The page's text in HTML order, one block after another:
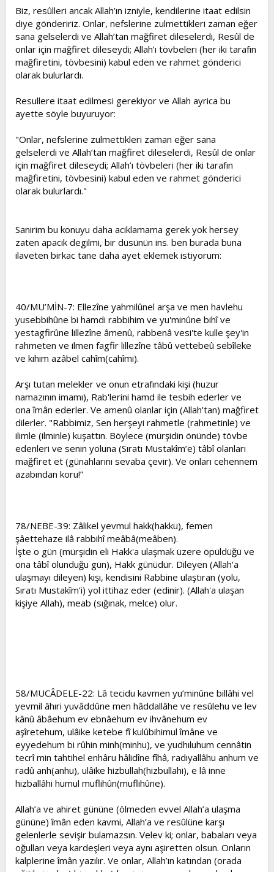
Biz, resûlleri ancak Allah’ın izniyle, kendilerine itaat edilsin
diye göndeririz. Onlar, nefslerine zulmettikleri zaman eğer
sana gelselerdi ve Allah’tan mağfiret dileselerdi, Resûl de
onlar için mağfiret dileseydi; Allah’ı tövbeleri (her iki tarafın
mağfiretini, tövbesini) kabul eden ve rahmet gönderici
olarak bulurlardı.
Resullere itaat edilmesi gerekiyor ve Allah ayrica bu
ayette söyle buyuruyor:
"Onlar, nefslerine zulmettikleri zaman eğer sana
gelselerdi ve Allah’tan mağfiret dileselerdi, Resûl de onlar
için mağfiret dileseydi; Allah’ı tövbeleri (her iki tarafın
mağfiretini, tövbesini) kabul eden ve rahmet gönderici
olarak bulurlardı."
Sanirim bu konuyu daha aciklamama gerek yok hersey
zaten apacik degilmi, bir düsünün ins. ben burada buna
ilaveten birkac tane daha ayet eklemek istiyorum:
40/MU’MİN-7: Ellezîne yahmilûnel arşa ve men havlehu
yusebbihûne bi hamdi rabbihim ve yu'minûne bihî ve
yestagfirûne lillezîne âmenû, rabbenâ vesi'te kulle şey'in
rahmeten ve ilmen fagfir lillezîne tâbû vettebeû sebîleke
ve kıhim azâbel cahîm(cahîmi).
Arşı tutan melekler ve onun etrafındaki kişi (huzur
namazının imamı), Rab'lerini hamd ile tesbih ederler ve
ona îmân ederler. Ve amenû olanlar için (Allah'tan) mağfiret
dilerler. "Rabbimiz, Sen herşeyi rahmetle (rahmetinle) ve
ilimle (ilminle) kuşattın. Böylece (mürşidin önünde) tövbe
edenleri ve senin yoluna (Sıratı Mustakîm’e) tâbî olanları
mağfiret et (günahlarını sevaba çevir). Ve onları cehennem
azabından koru!”
78/NEBE-39: Zâlikel yevmul hakk(hakku), femen
şâettehaze ilâ rabbihî meâbâ(meâben).
İşte o gün (mürşidin eli Hakk'a ulaşmak üzere öpüldüğü ve
ona tâbî olunduğu gün), Hakk günüdür. Dileyen (Allah'a
ulaşmayı dileyen) kişi, kendisini Rabbine ulaştıran (yolu,
Sıratı Mustakîm'i) yol ittihaz eder (edinir). (Allah'a ulaşan
kişiye Allah), meab (sığınak, melce) olur.
58/MUCÂDELE-22: Lâ tecidu kavmen yu’minûne billâhi vel
yevmil âhıri yuvâddûne men hâddallâhe ve resûlehu ve lev
kânû âbâehum ev ebnâehum ev ihvânehum ev
aşîretehum, ulâike ketebe fî kulûbihimul îmâne ve
eyyedehum bi rûhin minh(minhu), ve yudhıluhum cennâtin
tecrî min tahtihel enhâru hâlidîne fîhâ, radıyallâhu anhum ve
radû anh(anhu), ulâike hizbullah(hizbullahi), e lâ inne
hizballâhi humul muflihûn(muflihûne).
Allah’a ve ahiret gününe (ölmeden evvel Allah’a ulaşma
gününe) îmân eden kavmi, Allah’a ve resûlüne karşı
gelenlerle sevişir bulamazsın. Velev ki; onlar, babaları veya
oğulları veya kardeşleri veya aynı aşiretten olsun. Onların
kalplerine îmân yazılır. Ve onlar, Allah’ın katından (orada